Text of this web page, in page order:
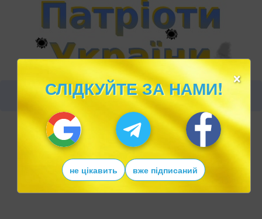
×
СЛІДКУЙТЕ ЗА НАМИ!
не цікавить вже підписаний